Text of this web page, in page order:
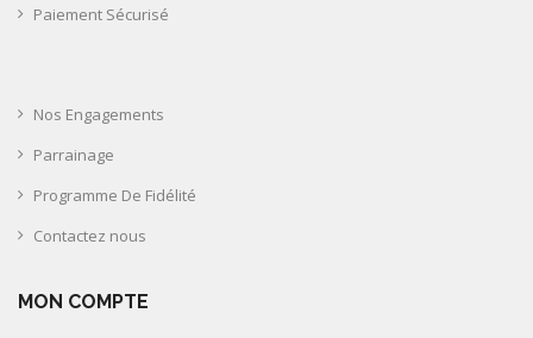
Paiement Sécurisé
Nos Engagements
Parrainage
Programme De Fidélité
Contactez nous
MON COMPTE